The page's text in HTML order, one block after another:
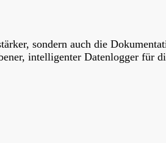
sondern auch die
intelligenter Datenlogger für